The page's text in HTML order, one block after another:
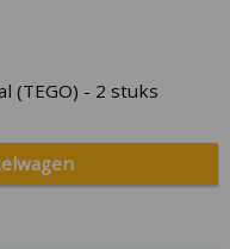
(TEGO) - 2 stuks